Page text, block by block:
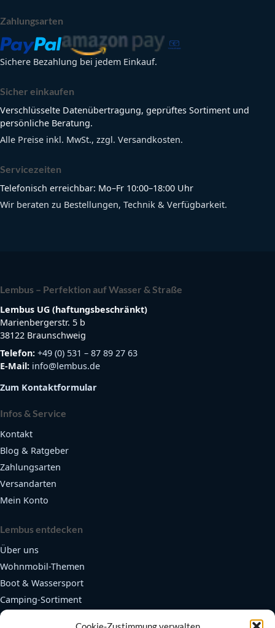
Zahlungsarten
Sichere Bezahlung bei jedem Einkauf.
Sicher einkaufen
Verschlüsselte Datenübertragung, geprüftes Sortiment und
persönliche Beratung.
Alle Preise inkl. MwSt., zzgl. Versandkosten.
Servicezeiten
Telefonisch erreichbar: Mo–Fr 10:00–18:00 Uhr
Wir beraten zu Bestellungen, Technik & Verfügbarkeit.
Lembus – Perfektion auf Wasser & Straße
Lembus UG (haftungsbeschränkt)
Marienbergerstr. 5 b
38122 Braunschweig
Telefon: +49 (0) 531 – 87 89 27 63
E-Mail: info@lembus.de
Zum Kontaktformular
Infos & Service
Kontakt
Blog & Ratgeber
Zahlungsarten
Versandarten
Mein Konto
Lembus entdecken
Über uns
Wohnmobil-Themen
Boot & Wassersport
Camping-Sortiment
Fendertex Fender